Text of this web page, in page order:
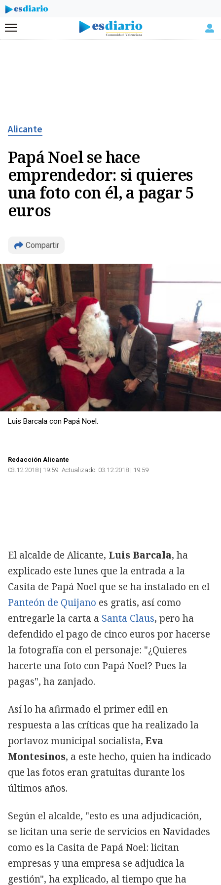
Menú
Alicante
Papá Noel se hace
emprendedor: si quieres
una foto con él, a pagar 5
euros
Compartir
Copiar
Luis Barcala con Papá Noel.
Redacción Alicante
03.12.2018 | 19:59 Actualizado: 03.12.2018 | 19:59
El alcalde de Alicante, Luis Barcala, ha
explicado este lunes que la entrada a la
Casita de Papá Noel que se ha instalado en el
Panteón de Quijano es gratis, así como
entregarle la carta a Santa Claus, pero ha
defendido el pago de cinco euros por hacerse
la fotografía con el personaje: "¿Quieres
hacerte una foto con Papá Noel? Pues la
pagas", ha zanjado.
Así lo ha afirmado el primer edil en
respuesta a las críticas que ha realizado la
portavoz municipal socialista, Eva
Montesinos, a este hecho, quien ha indicado
que las fotos eran gratuitas durante los
últimos años.
Según el alcalde, "esto es una adjudicación,
se licitan una serie de servicios en Navidades
como es la Casita de Papá Noel: licitan
empresas y una empresa se adjudica la
gestión", ha explicado, al tiempo que ha